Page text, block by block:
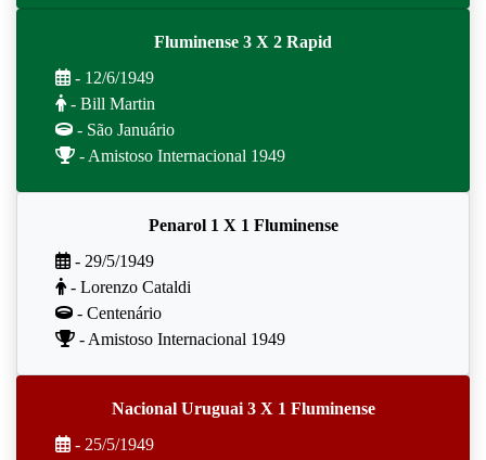
Fluminense 3 X 2 Rapid
- 12/6/1949
- Bill Martin
- São Januário
- Amistoso Internacional 1949
Penarol 1 X 1 Fluminense
- 29/5/1949
- Lorenzo Cataldi
- Centenário
- Amistoso Internacional 1949
Nacional Uruguai 3 X 1 Fluminense
- 25/5/1949